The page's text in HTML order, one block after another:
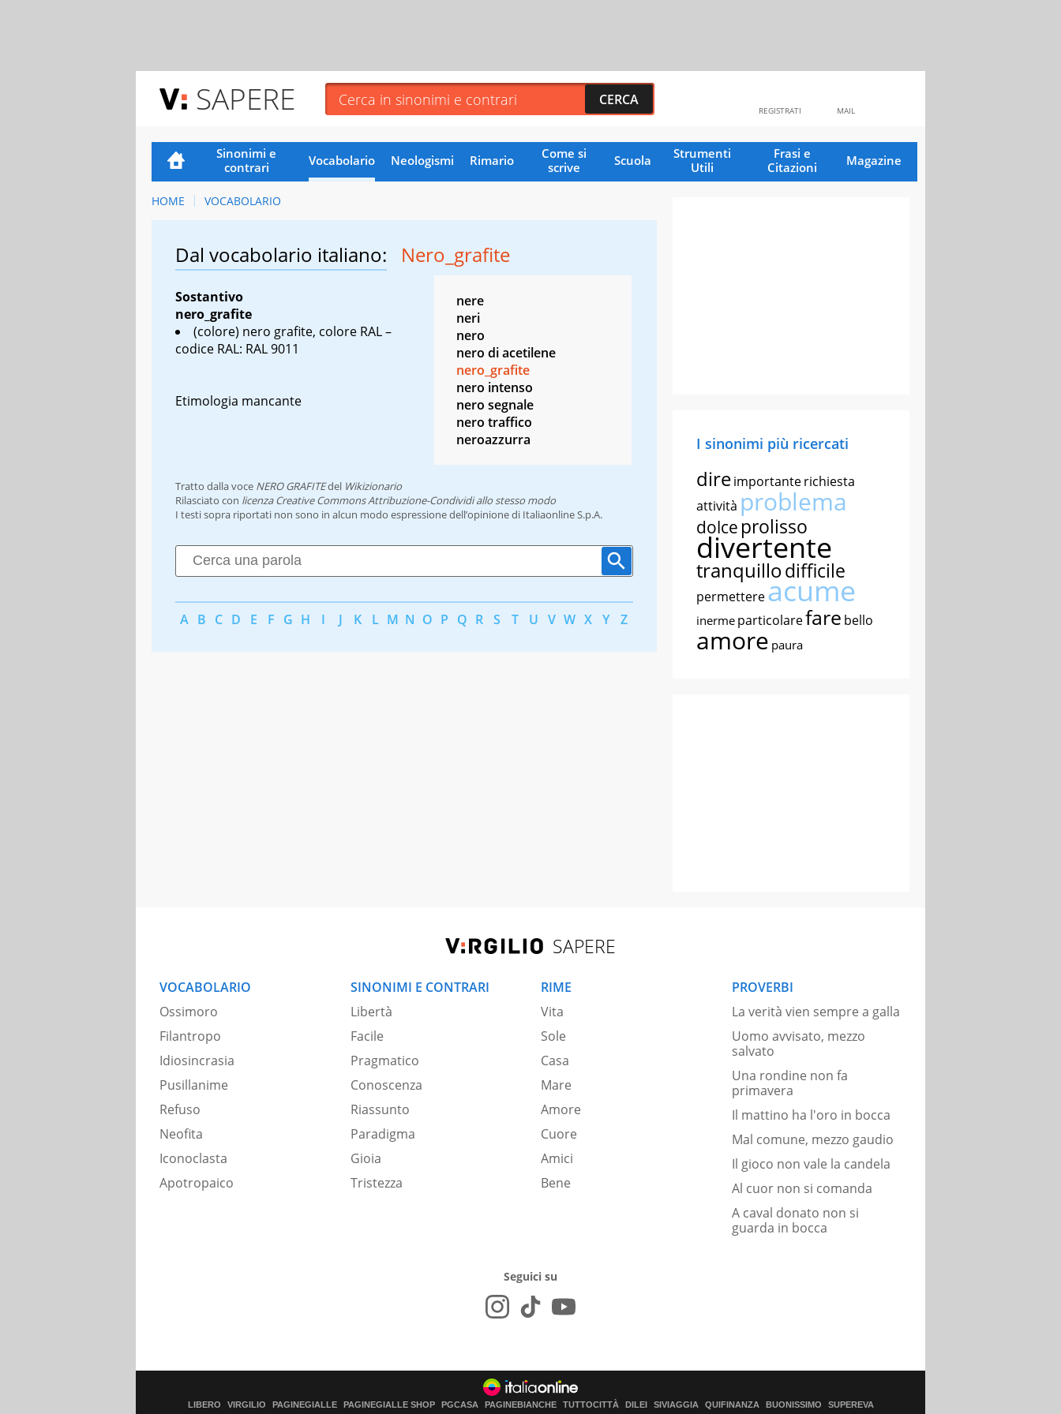
SAPERE MAIL
REGISTRATI
Sinonimi e
contrari
Vocabolario Neologismi Rimario
Come si
scrive
Scuola
Strumenti
Utili
Frasi e
Citazioni
Magazine
HOME VOCABOLARIO
Dal vocabolario italiano: Nero_grafite
Sostantivo
nero_grafite
(colore) nero grafite, colore RAL –
codice RAL: RAL 9011
Etimologia mancante
nere
neri
nero
nero di acetilene
nero_grafite
nero intenso
nero segnale
nero traffico
neroazzurra
Tratto dalla voce NERO GRAFITEdel Wikizionario
Rilasciato con licenza Creative Commons Attribuzione-Condividi allo stesso modo
I testi sopra riportati non sono in alcun modo espressione dell’opinione di Italiaonline S.p.A.
A B C D E F G H I J K L M N O P Q R S T U V W X Y Z
I sinonimi più ricercati
direimportanterichiesta
attività problema
dolce prolisso
divertente
tranquillodifficile
permettereacume
inerme particolarefare bello
amore paura
SAPERE
VOCABOLARIO
Ossimoro
Filantropo
Idiosincrasia
Pusillanime
Refuso
Neofita
Iconoclasta
Apotropaico
SINONIMI E CONTRARI
Libertà
Facile
Pragmatico
Conoscenza
Riassunto
Paradigma
Gioia
Tristezza
RIME
Vita
Sole
Casa
Mare
Amore
Cuore
Amici
Bene
PROVERBI
La verità vien sempre a galla
Uomo avvisato, mezzo
salvato
Una rondine non fa
primavera
Il mattino ha l'oro in bocca
Mal comune, mezzo gaudio
Il gioco non vale la candela
Al cuor non si comanda
A caval donato non si
guarda in bocca
Seguici su
LIBERO VIRGILIO PAGINEGIALLE PAGINEGIALLE SHOP PGCASA PAGINEBIANCHE TUTTOCITTÀ DILEI SIVIAGGIA QUIFINANZA BUONISSIMO SUPEREVA